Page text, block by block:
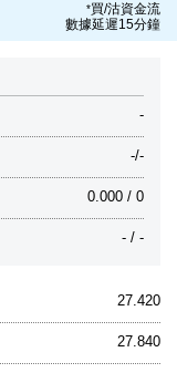
*買/沽資金流
數據延遲15分鐘
-
-/-
0.000 / 0
- / -
27.420
27.840